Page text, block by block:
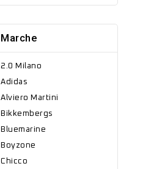
Marche
2.0 Milano
Adidas
Alviero Martini
Bikkembergs
Bluemarine
Boyzone
Chicco